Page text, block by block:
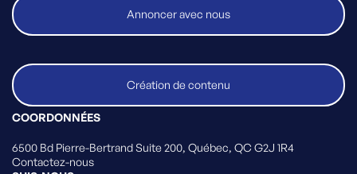
Annoncer avec nous
Création de contenu
COORDONNÉES
6500 Bd Pierre-Bertrand Suite 200, Québec, QC G2J 1R4
Contactez-nous